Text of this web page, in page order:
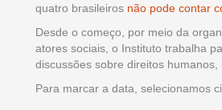
quatro brasileiros não pode contar
Desde o começo, por meio da
atores sociais, o Instituto trabalha
discussões sobre direitos
Para marcar a data, selecionamos